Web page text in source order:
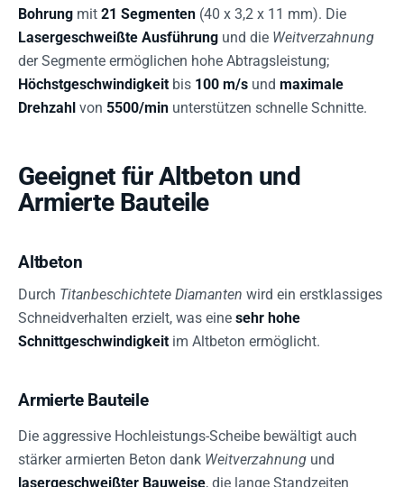
Bohrung mit 21 Segmenten (40 x 3,2 x 11 mm). Die
Lasergeschweißte Ausführung und die Weitverzahnung
der Segmente ermöglichen hohe Abtragsleistung;
Höchstgeschwindigkeit bis 100 m/s und maximale
Drehzahl von 5500/min unterstützen schnelle Schnitte.
Geeignet für Altbeton und
Armierte Bauteile
Altbeton
Durch Titanbeschichtete Diamanten wird ein erstklassiges
Schneidverhalten erzielt, was eine sehr hohe
Schnittgeschwindigkeit im Altbeton ermöglicht.
Armierte Bauteile
Die aggressive Hochleistungs-Scheibe bewältigt auch
stärker armierten Beton dank Weitverzahnung und
lasergeschweißter Bauweise, die lange Standzeiten